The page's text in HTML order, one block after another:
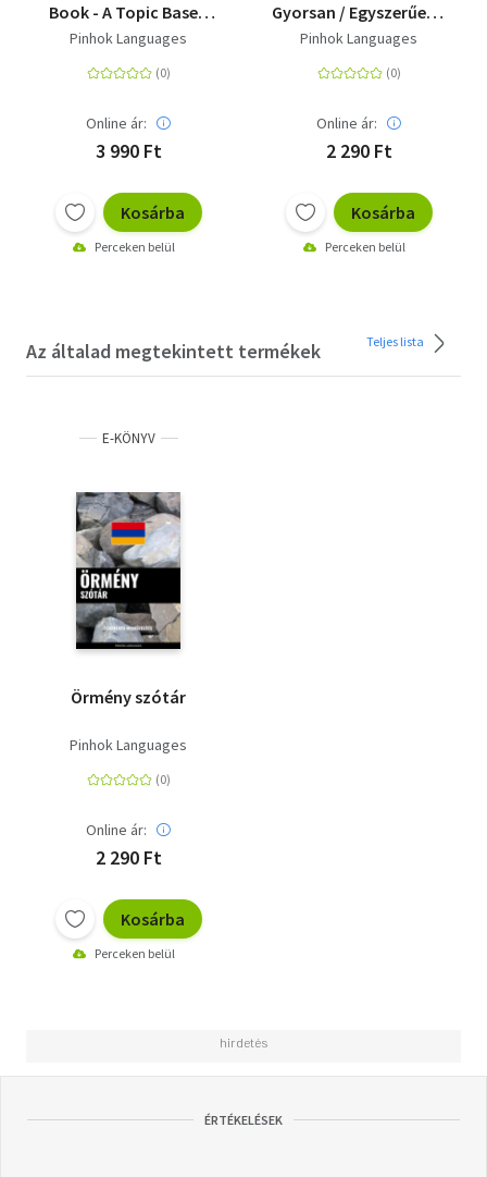
Book - A Topic Based
Approach
Pinhok Languages
Online ár:
3 990 Ft
Kosárba
Perceken belül
Gyorsan / Egyszerűen /
Hatékonyan
Pinhok Languages
Online ár:
2 290 Ft
Kosárba
Perceken belül
Az általad megtekintett termékek Teljes lista
E-KÖNYV
Örmény szótár
Pinhok Languages
Online ár:
2 290 Ft
Kosárba
Perceken belül
ÉRTÉKELÉSEK